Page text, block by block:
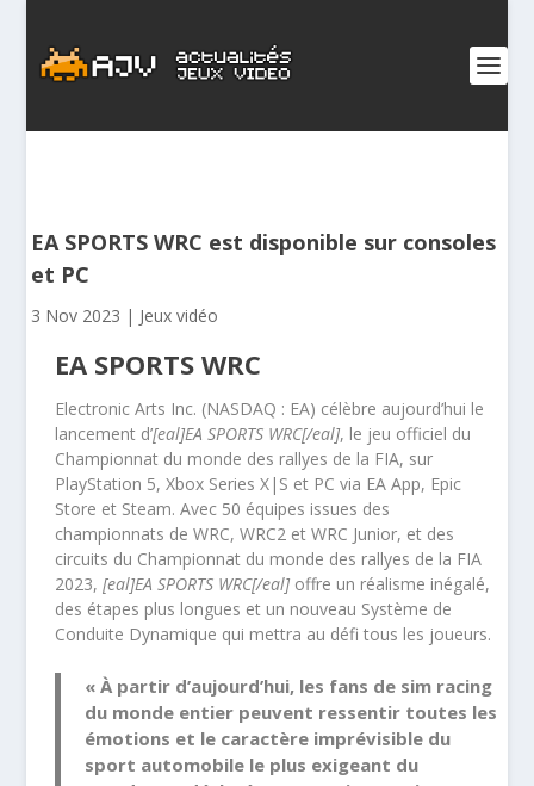
EA SPORTS WRC est disponible sur consoles
et PC
3 Nov 2023 | Jeux vidéo
EA SPORTS WRC
Electronic Arts Inc. (NASDAQ : EA) célèbre aujourd’hui le
lancement d’[eal]EA SPORTS WRC[/eal], le jeu officiel du
Championnat du monde des rallyes de la FIA, sur
PlayStation 5, Xbox Series X|S et PC via EA App, Epic
Store et Steam. Avec 50 équipes issues des
championnats de WRC, WRC2 et WRC Junior, et des
circuits du Championnat du monde des rallyes de la FIA
2023,[eal]EA SPORTS WRC[/eal] offre un réalisme inégalé,
des étapes plus longues et un nouveau Système de
Conduite Dynamique qui mettra au défi tous les joueurs.
« À partir d’aujourd’hui, les fans de sim racing
du monde entier peuvent ressentir toutes les
émotions et le caractère imprévisible du
sport automobile le plus exigeant du